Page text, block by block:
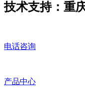
技术支持：重
电话咨询
产品中心